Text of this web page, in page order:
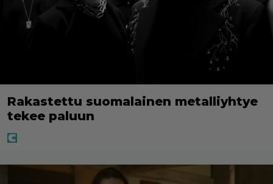
Rakastettu suomalainen metalliyhtye
tekee paluun